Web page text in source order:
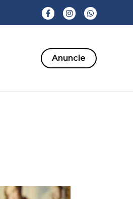
Anuncie